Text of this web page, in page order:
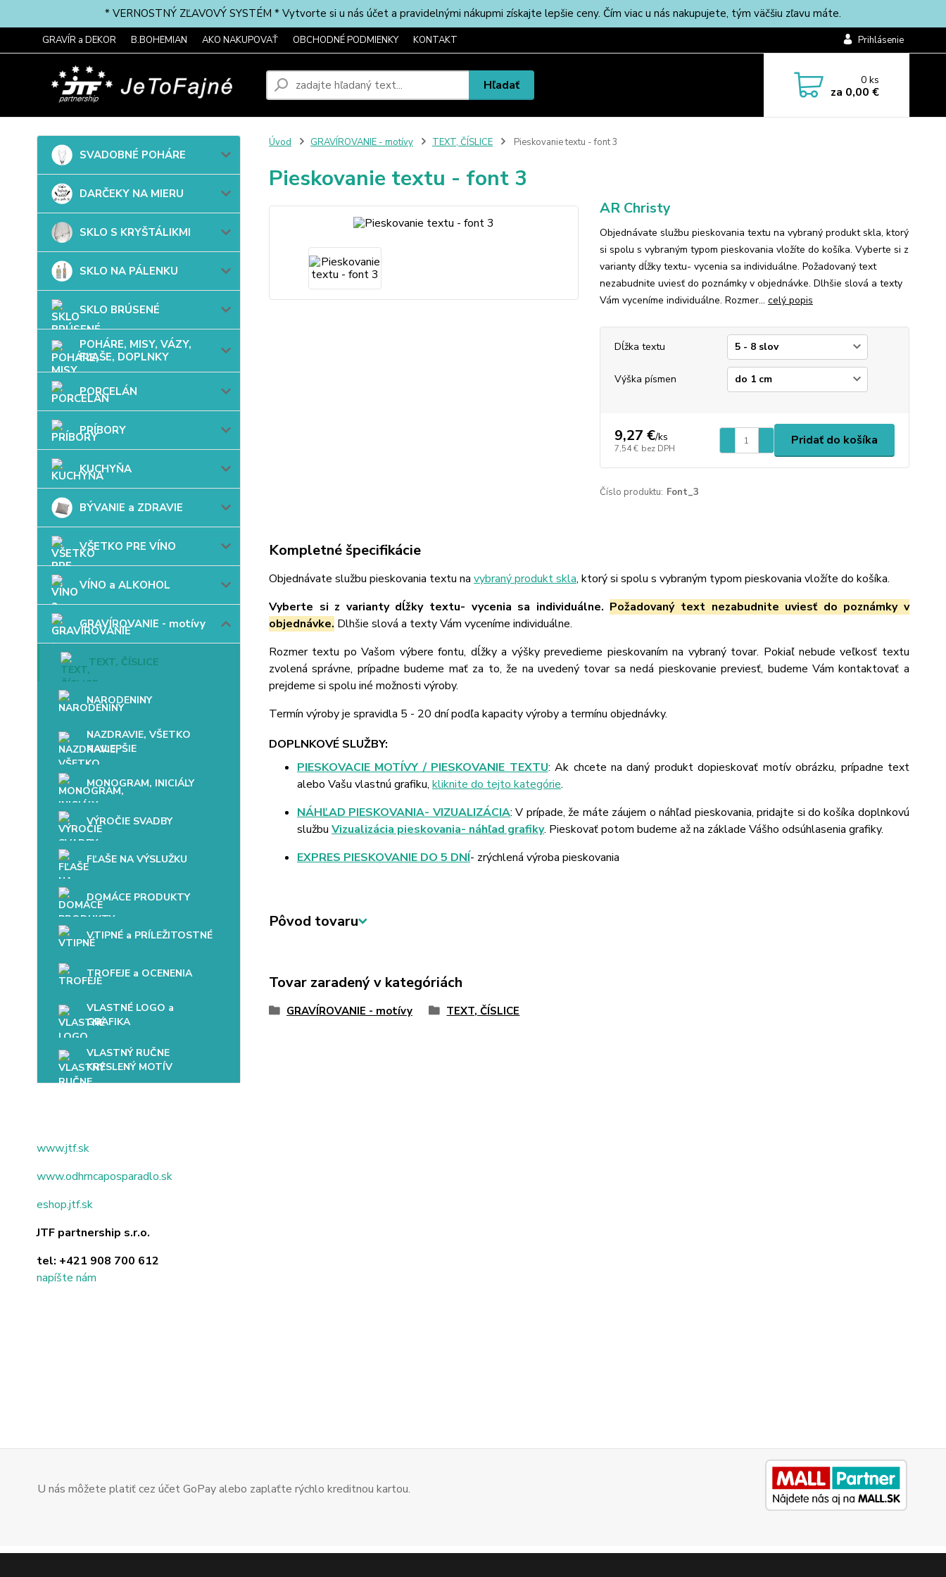
* VERNOSTNÝ ZĽAVOVÝ SYSTÉM * Vytvorte si u nás účet a pravidelnými nákupmi získajte lepšie ceny. Čím viac u nás nakupujete, tým väčšiu zľavu máte.
GRAVÍR a DEKOR B.BOHEMIAN AKO NAKUPOVAŤ OBCHODNÉ PODMIENKY KONTAKT Prihlásenie
Hľadať 0ks
za 0,00 €
SVADOBNÉ POHÁRE
DARČEKY NA MIERU
SKLO S KRYŠTÁLIKMI
SKLO NA PÁLENKU
SKLO BRÚSENÉ
POHÁRE, MISY, VÁZY,
FĽAŠE, DOPLNKY
PORCELÁN
PRÍBORY
KUCHYŇA
BÝVANIE a ZDRAVIE
VŠETKO PRE VÍNO
VÍNO a ALKOHOL
GRAVÍROVANIE - motívy
TEXT, ČÍSLICE
NARODENINY
NAZDRAVIE, VŠETKO
NAJLEPŠIE
MONOGRAM, INICIÁLY
VÝROČIE SVADBY
FĽAŠE NA VÝSLUŽKU
DOMÁCE PRODUKTY
VTIPNÉ a PRÍLEŽITOSTNÉ
TROFEJE a OCENENIA
VLASTNÉ LOGO a
GRAFIKA
VLASTNÝ RUČNE
KRESLENÝ MOTÍV
www.jtf.sk
www.odhrncaposparadlo.sk
eshop.jtf.sk
JTF partnership s.r.o.
tel: +421 908 700 612
napíšte nám
Úvod GRAVÍROVANIE - motívy TEXT, ČÍSLICE Pieskovanie textu - font 3
Pieskovanie textu - font 3
AR Christy
Objednávate službu pieskovania textu na vybraný produkt skla, ktorý
si spolu s vybraným typom pieskovania vložíte do košíka. Vyberte si z
varianty dĺžky textu- vycenia sa individuálne. Požadovaný text
nezabudnite uviesť do poznámky v objednávke. Dlhšie slová a texty
Vám vyceníme individuálne. Rozmer... celý popis
Dĺžka textu
Výška písmen
9,27 €/ks
7,54 € bez DPH
Pridať do košíka
Číslo produktu: Font_3
Kompletné špecifikácie
Objednávate službu pieskovania textu na vybraný produkt skla, ktorý si spolu s vybraným typom pieskovania vložíte do košíka.
Vyberte si z varianty dĺžky textu- vycenia sa individuálne. Požadovaný text nezabudnite uviesť do poznámky v
objednávke. Dlhšie slová a texty Vám vyceníme individuálne.
Rozmer textu po Vašom výbere fontu, dĺžky a výšky prevedieme pieskovaním na vybraný tovar. Pokiaľ nebude veľkosť textu
zvolená správne, prípadne budeme mať za to, že na uvedený tovar sa nedá pieskovanie previesť, budeme Vám kontaktovať a
prejdeme si spolu iné možnosti výroby.
Termín výroby je spravidla 5 - 20 dní podľa kapacity výroby a termínu objednávky.
DOPLNKOVÉ SLUŽBY:
PIESKOVACIE MOTÍVY / PIESKOVANIE TEXTU: Ak chcete na daný produkt dopieskovať motív obrázku, prípadne text
alebo Vašu vlastnú grafiku, kliknite do tejto kategórie.
NÁHĽAD PIESKOVANIA- VIZUALIZÁCIA: V prípade, že máte záujem o náhľad pieskovania, pridajte si do košíka doplnkovú
službu Vizualizácia pieskovania- náhľad grafiky. Pieskovať potom budeme až na základe Vášho odsúhlasenia grafiky.
EXPRES PIESKOVANIE DO 5 DNÍ- zrýchlená výroba pieskovania
Pôvod tovaru
Tovar zaradený v kategóriách
GRAVÍROVANIE - motívy TEXT, ČÍSLICE
U nás môžete platiť cez účet GoPay alebo zaplaťte rýchlo kreditnou kartou.